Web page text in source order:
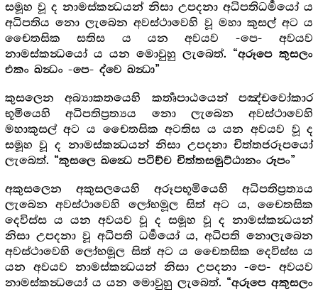
සමූහ වූ ද නාමස්කන්‍ධයන් නිසා උපදනා අධිපතිධර්‍මයෝ ය
අධිපතිය නො ලැබෙන අවස්ථාවෙහි වූ මහා කුසල් අට ය
චෛතසික සතිස ය යන අවයව -පෙ- අවයව
නාමස්කන්‍ධයෝ ය යන මොවුහු ලැබෙත්. “අරූපෙ කුසලං
එකං ඛන්‍ධං -පෙ- ද්වෙ ඛන්‍ධා”
කුසලෙන අබ්‍යාකතයෙහි කර්‍තෘපාඨයෙන් පඤ්චවෝකාර
භූමියෙහි අධිපතිප්‍රත්‍යය නො ලැබෙන අවස්ථාවෙහි
මහාකුසල් අට ය චෛතසික අටතිස ය යන අවයව වූ ද
සමූහ වූ ද නාමස්කන්‍ධයන් නිසා උපදනා චිත්තජරූපයෝ
ලැබෙත්. “කුසලෙ ඛන්‍ධෙ පටිච්ච චිත්තසමුට්ඨානං රූපං”
අකුසලෙන අකුසලයෙහි අරූපභූමියෙහි අධිපතිප්‍රත්‍යය
ලැබෙන අවස්ථාවෙහි ලෝභමූල සිත් අට ය, චෛතසික
දෙවිස්ස ය යන අවයව වූ ද සමූහ වූ ද නාමස්කන්‍ධයන්
නිසා උපදනා වූ අධිපති ධර්‍මයෝ ය, අධිපති නොලැබෙන
අවස්ථාවෙහි ලෝභමූල සිත් අට ය චෛතසික දෙවිස්ස ය
යන අවයව නාමස්කන්‍ධයන් නිසා උපදනා -පෙ- අවයව
නාමස්කන්‍ධයෝ ය යන මොවුහු ලැබෙත්. “අරූපෙ අකුසලං